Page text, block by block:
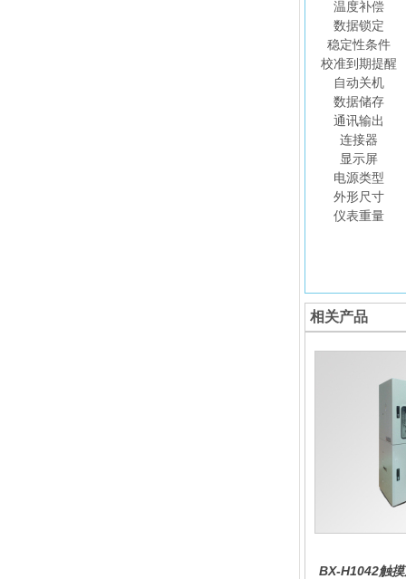
温度补偿
数据锁定
稳定性条件
校准到期提醒
自动关机
数据储存
通讯输出
连接器
显示屏
电源类型
外形尺寸
仪表重量
相关产品
BX-H1042触